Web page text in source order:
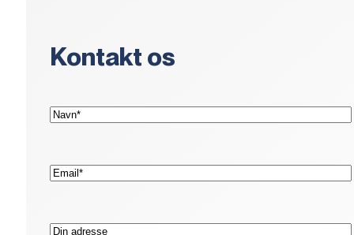
Kontakt os
Navn*
E-
mail*
Adresse